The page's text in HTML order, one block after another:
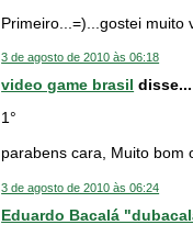
Primeiro...=)...gostei muito
3 de agosto de 2010 às 06:18
video game brasil disse...
1°
parabens cara, Muito bom
3 de agosto de 2010 às 06:24
Eduardo Bacalá